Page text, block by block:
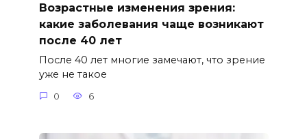
Возрастные изменения зрения:
какие заболевания чаще возникают
после 40 лет
После 40 лет многие замечают, что зрение
уже не такое
0 6